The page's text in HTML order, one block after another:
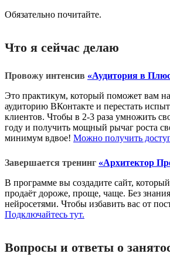
Обязательно почитайте.
Что я сейчас делаю
Провожу интенсив «Аудитория в
Это практикум, который поможет вам
аудиторию ВКонтакте и перестать
клиентов. Чтобы в 2-3 раза умножить
году и получить мощный рычаг роста
минимум вдвое! Можно получить
Завершается тренинг «Архитектор
В программе вы создадите сайт,
продаёт дороже, проще, чаще. Без
нейросетями. Чтобы избавить вас от
Подключайтесь тут.
Вопросы и ответы о